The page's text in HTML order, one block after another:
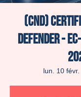
(CND)
Defender -
lun. 10 févr.